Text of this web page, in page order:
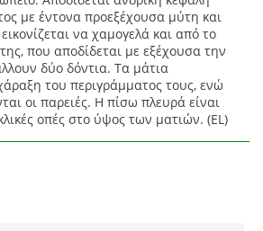
με έντονα προεξέχουσα μύτη και
να χαμογελά και από το
που αποδίδεται με εξέχουσα την
δύο δόντια. Τα μάτια
του περιγράμματος τους, ενώ
οι παρειές. Η πίσω πλευρά είναι
οπές στο ύψος των ματιών. (EL)